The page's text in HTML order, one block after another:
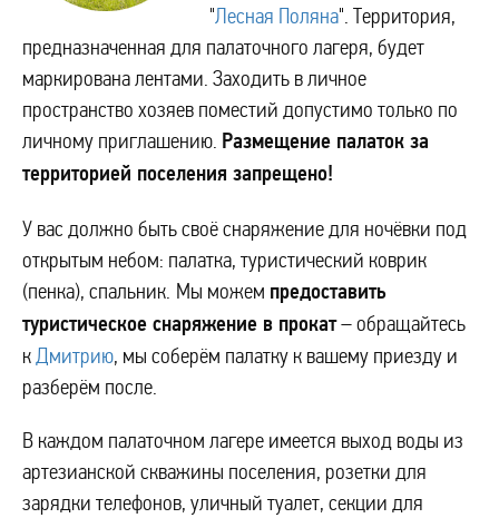
"Лесная Поляна". Территория,
предназначенная для палаточного лагеря, будет
маркирована лентами. Заходить в личное
пространство хозяев поместий допустимо только по
личному приглашению. Размещение палаток за
территорией поселения запрещено!
У вас должно быть своё снаряжение для ночёвки под
открытым небом: палатка, туристический коврик
(пенка), спальник. Мы можем предоставить
туристическое снаряжение в прокат– обращайтесь
к Дмитрию, мы соберём палатку к вашему приезду и
разберём после.
В каждом палаточном лагере имеется выход воды из
артезианской скважины поселения, розетки для
зарядки телефонов, уличный туалет, секции для